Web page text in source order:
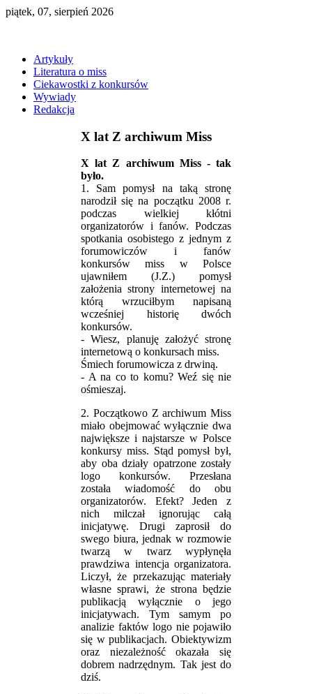
piątek, 07, sierpień 2026
Artykuły
Literatura o miss
Ciekawostki z konkursów
Wywiady
Redakcja
X lat Z archiwum Miss
X lat Z archiwum Miss - tak
było.
1. Sam pomysł na taką stronę
narodził się na początku 2008 r.
podczas wielkiej kłótni
organizatorów i fanów. Podczas
spotkania osobistego z jednym z
forumowiczów i fanów
konkursów miss w Polsce
ujawniłem (J.Z.) pomysł
założenia strony internetowej na
którą wrzuciłbym napisaną
wcześniej historię dwóch
konkursów.
- Wiesz, planuję założyć stronę
internetową o konkursach miss.
Śmiech forumowicza z drwiną.
- A na co to komu? Weź się nie
ośmieszaj.
2. Początkowo Z archiwum Miss
miało obejmować wyłącznie dwa
największe i najstarsze w Polsce
konkursy miss. Stąd pomysł był,
aby oba działy opatrzone zostały
logo konkursów. Przesłana
została wiadomość do obu
organizatorów. Efekt? Jeden z
nich milczał ignorując całą
inicjatywę. Drugi zaprosił do
swego biura, jednak w rozmowie
twarzą w twarz wypłynęła
prawdziwa intencja organizatora.
Liczył, że przekazując materiały
własne sprawi, że strona będzie
publikacją wyłącznie o jego
inicjatywach. Tym samym po
analizie faktów logo nie pojawiło
się w publikacjach. Obiektywizm
oraz niezależność okazała się
dobrem nadrzędnym. Tak jest do
dziś.